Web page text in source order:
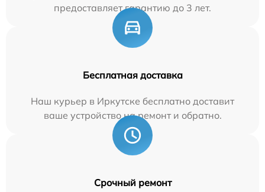
предоставляет гарантию до 3 лет.
Бесплатная доставка
Наш курьер в Иркутске бесплатно доставит
ваше устройство на ремонт и обратно.
Срочный ремонт